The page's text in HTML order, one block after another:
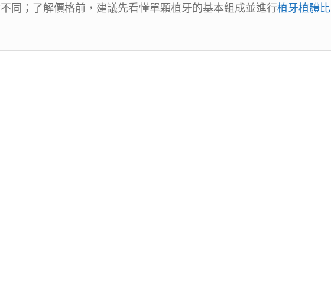
同；了解價格前，建議先看懂單顆植牙的基本組成並進行植牙植體比